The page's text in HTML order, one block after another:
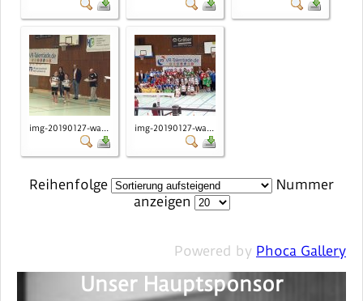
img-20190127-wa... img-20190127-wa...
Reihenfolge
Nummer
anzeigen
Powered by Phoca Gallery
Unser Hauptsponsor